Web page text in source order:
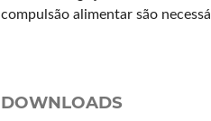
compulsão alimentar são
DOWNLOADS